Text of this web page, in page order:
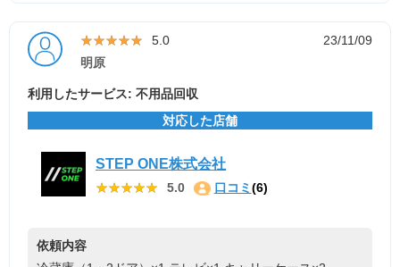
★★★★★
★★★★★ 5.0
23/11/09
明原
利用したサービス: 不用品回収
対応した店舗
STEP ONE株式会社
★★★★★
★★★★★ 5.0 口コミ (6)
依頼内容